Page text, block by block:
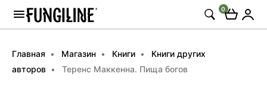
0
Главная Магазин Книги
Книги других
авторов
Теренс Маккенна. Пища богов